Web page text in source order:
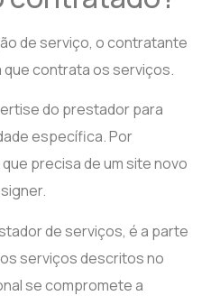
de serviço, o contratante
contrata os serviços.
do prestador para
específica. Por
precisa de um site novo
de serviços, é a parte
serviços descritos no
se compromete a